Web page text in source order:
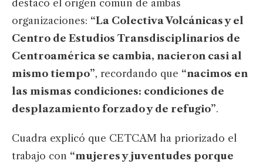
destacó el origen común de ambas
organizaciones: “La Colectiva Volcánicas y el
Centro de Estudios Transdisciplinarios de
Centroamérica se cambia, nacieron casi al
mismo tiempo”, recordando que “nacimos en
las mismas condiciones: condiciones de
desplazamiento forzado y de refugio”.
Cuadra explicó que CETCAM ha priorizado el
trabajo con “mujeres y juventudes porque